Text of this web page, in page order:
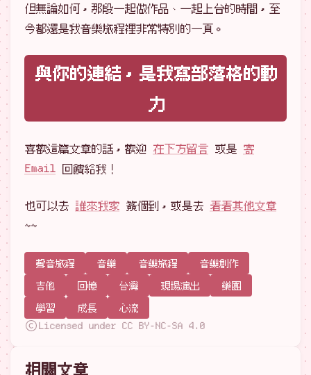
但無論如何，那段一起做作品、一起上台的時間，至
今都還是我音樂旅程裡非常特別的一頁。
與你的連結，是我寫部落格的動
力
喜歡這篇文章的話，歡迎 在下方留言 或是 寄
Email 回饋給我！
也可以去 誰來我家 簽個到，或是去 看看其他文章
~~
聲音旅程 音樂 音樂旅程
音樂創作
吉他
回憶 台灣 現場演出
樂團
學習
成長
心流
Licensed under CC BY-NC-SA 4.0
相關文章